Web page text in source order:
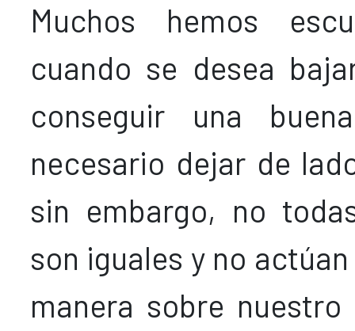
Muchos hemos
cuando se desea
conseguir una
necesario dejar de
sin embargo, no
son iguales y no
manera sobre